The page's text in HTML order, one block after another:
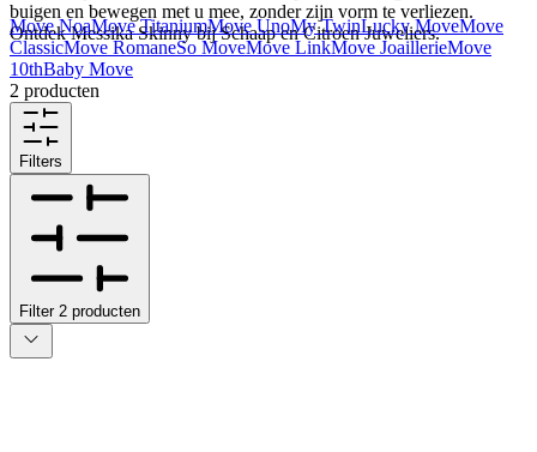
buigen en bewegen met u mee, zonder zijn vorm te verliezen.
Ontdek Messika Skinny bij Schaap en Citroen Juweliers.
Move NoaMove TitaniumMove UnoMy TwinLucky MoveMove
ClassicMove RomaneSo MoveMove LinkMove JoaillerieMove
10thBaby Move
2 producten
Filters
Filter 2 producten